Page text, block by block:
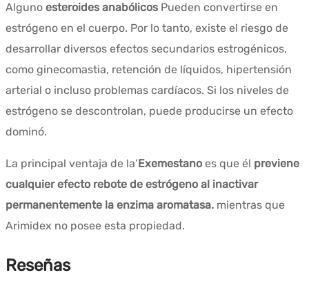
Alguno esteroides anabólicos Pueden convertirse en
estrógeno en el cuerpo. Por lo tanto, existe el riesgo de
desarrollar diversos efectos secundarios estrogénicos,
como ginecomastia, retención de líquidos, hipertensión
arterial o incluso problemas cardíacos. Si los niveles de
estrógeno se descontrolan, puede producirse un efecto
dominó.
La principal ventaja de la’Exemestano es que él previene
cualquier efecto rebote de estrógeno al inactivar
permanentemente la enzima aromatasa. mientras que
Arimidex no posee esta propiedad.
Reseñas